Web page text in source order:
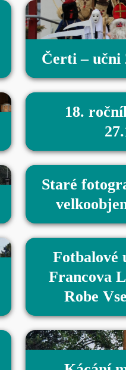
Čerti – učni
18.
Staré
Fotbalové
Francova
Robe